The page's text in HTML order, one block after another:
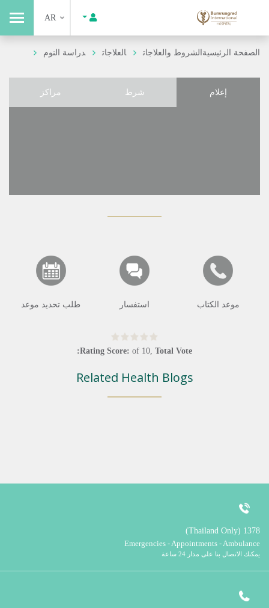
AR
الصفحة الرئيسيةالشروط والعلاجات العلاجات دراسة النوم
إعلام شرط مراكز
موعد الكتاب استفسار طلب تحديد موعد
Rating Score: of 10, Total Vote:
Related Health Blogs
1378 (Thailand Only)
Emergencies - Appointments - Ambulance
يمكنك الاتصال بنا على مدار 24 ساعة